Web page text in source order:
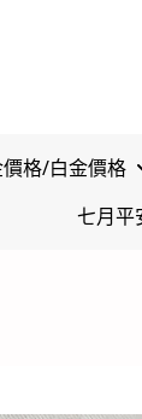
價格/白金價格
七月平